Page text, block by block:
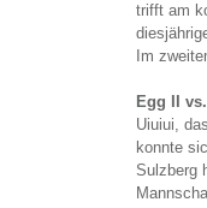
trifft am
Im
Egg II
Uiuiui,
konnte
Sulzberg